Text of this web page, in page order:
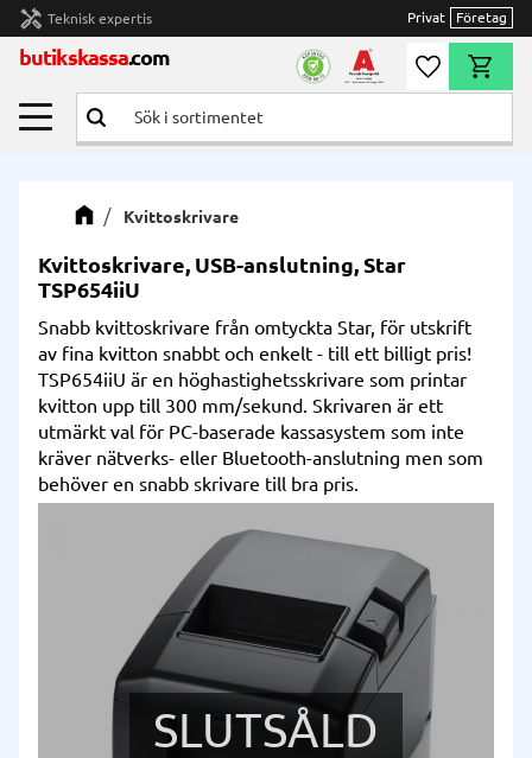
Meny
handyman Teknisk expertis Privat Företag
butikskassa.com Önskelista
Kvittoskrivare
Kvittoskrivare, USB-anslutning, Star
TSP654iiU
Snabb kvittoskrivare från omtyckta Star, för utskrift
av fina kvitton snabbt och enkelt - till ett billigt pris!
TSP654iiU är en höghastighetsskrivare som printar
kvitton upp till 300 mm/sekund. Skrivaren är ett
utmärkt val för PC-baserade kassasystem som inte
kräver nätverks- eller Bluetooth-anslutning men som
behöver en snabb skrivare till bra pris.
SLUTSÅLD